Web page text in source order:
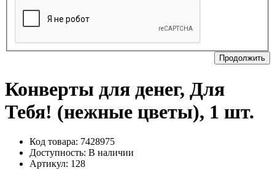
Продолжить
Конверты для денег, Для
Тебя! (нежные цветы), 1 шт.
Код товара: 7428975
Доступность: В наличии
Артикул: 128